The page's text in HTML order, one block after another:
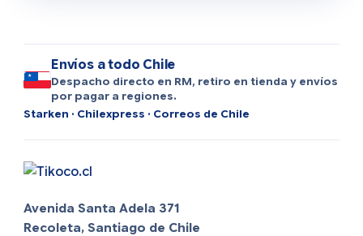
Envíos a todo Chile
Despacho directo en RM, retiro en tienda y envíos
por pagar a regiones.
Starken · Chilexpress · Correos de Chile
Avenida Santa Adela 371
Recoleta, Santiago de Chile